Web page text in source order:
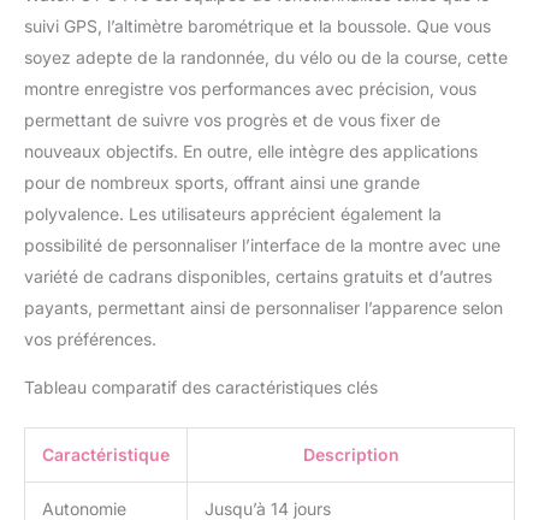
suivi GPS, l’altimètre barométrique et la boussole. Que vous
soyez adepte de la randonnée, du vélo ou de la course, cette
montre enregistre vos performances avec précision, vous
permettant de suivre vos progrès et de vous fixer de
nouveaux objectifs. En outre, elle intègre des applications
pour de nombreux sports, offrant ainsi une grande
polyvalence. Les utilisateurs apprécient également la
possibilité de personnaliser l’interface de la montre avec une
variété de cadrans disponibles, certains gratuits et d’autres
payants, permettant ainsi de personnaliser l’apparence selon
vos préférences.
Tableau comparatif des caractéristiques clés
Caractéristique Description
Autonomie Jusqu’à 14 jours